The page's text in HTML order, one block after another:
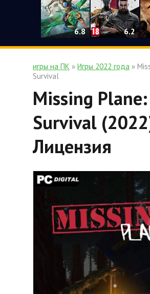
6.8 6.2
игры на ПК » Игры 2022 года »
Survival
Missing Plane:
Survival
Лицензия